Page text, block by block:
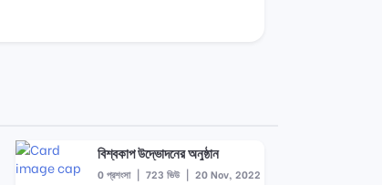
বিশ্বকাপ উদ্ভোদনের অনুষ্ঠান
0 প্রশংসা | 723 ভিউ | 20 Nov, 2022